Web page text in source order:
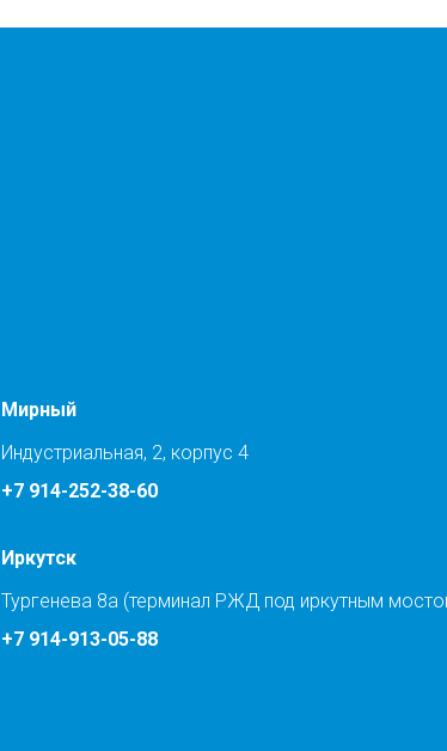
Мирный
Индустриальная, 2, корпус 4
+7 914-252-38-60
Иркутск
Тургенева 8а (терминал РЖД под иркутным
+7 914-913-05-88